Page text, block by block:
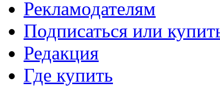
Рекламодателям
Подписаться или
Редакция
Где купить